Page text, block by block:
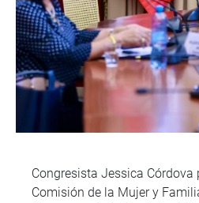
Congresista Jessica Córdova
Comisión de la Mujer y